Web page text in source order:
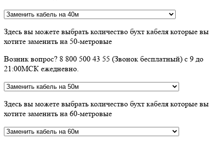
Здесь вы можете выбрать количество бухт кабеля которые вы
хотите заменить на 50-метровые
Возник вопрос? 8 800 500 43 55 (Звонок бесплатный) с 9 до
21:00МСК ежедневно.
Здесь вы можете выбрать количество бухт кабеля которые вы
хотите заменить на 60-метровые